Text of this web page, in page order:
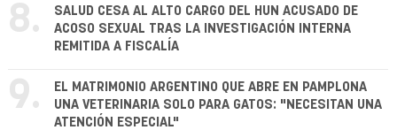
8.
SALUD CESA AL ALTO CARGO DEL HUN ACUSADO DE
ACOSO SEXUAL TRAS LA INVESTIGACIÓN INTERNA
REMITIDA A FISCALÍA
9.
EL MATRIMONIO ARGENTINO QUE ABRE EN PAMPLONA
UNA VETERINARIA SOLO PARA GATOS: "NECESITAN UNA
ATENCIÓN ESPECIAL"